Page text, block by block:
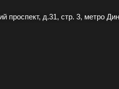
проспект, д.31, стр. 3, метро